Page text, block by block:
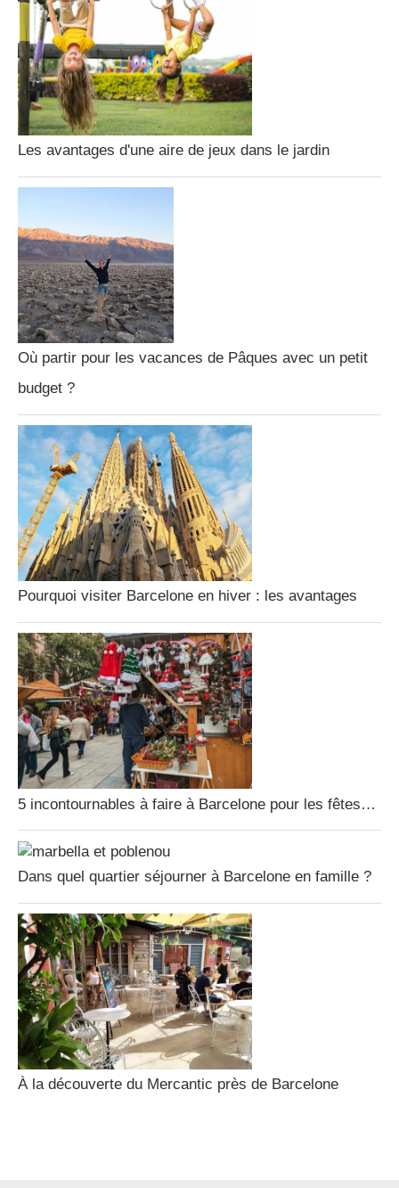
Les avantages d'une aire de jeux dans le jardin
Où partir pour les vacances de Pâques avec un petit
budget ?
Pourquoi visiter Barcelone en hiver : les avantages
5 incontournables à faire à Barcelone pour les fêtes…
Dans quel quartier séjourner à Barcelone en famille ?
À la découverte du Mercantic près de Barcelone